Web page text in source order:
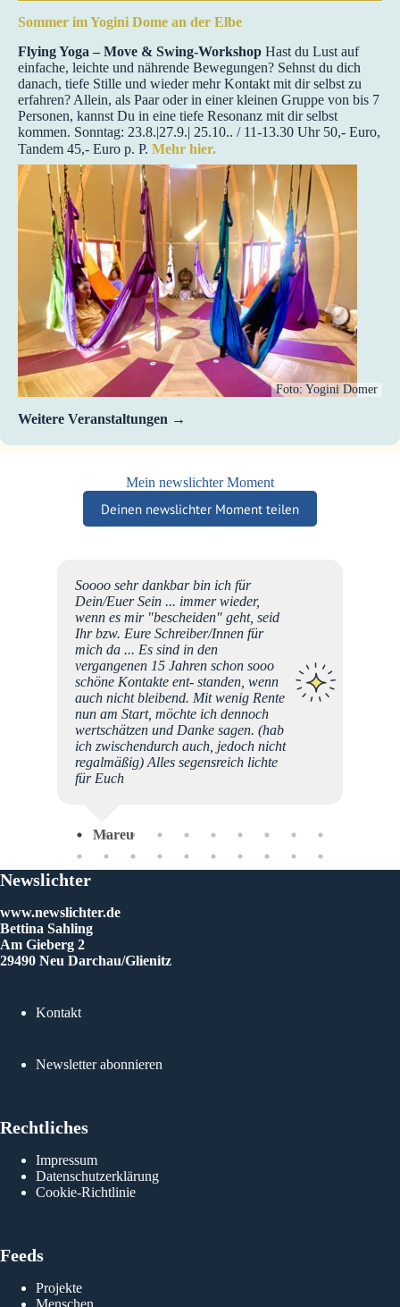
Sommer im Yogini Dome an der Elbe
Flying Yoga – Move & Swing-Workshop Hast du Lust auf
einfache, leichte und nährende Bewegungen? Sehnst du dich
danach, tiefe Stille und wieder mehr Kontakt mit dir selbst zu
erfahren? Allein, als Paar oder in einer kleinen Gruppe von bis 7
Personen, kannst Du in eine tiefe Resonanz mit dir selbst
kommen. Sonntag: 23.8.|27.9.| 25.10.. / 11-13.30 Uhr 50,- Euro,
Tandem 45,- Euro p. P. Mehr hier.
Foto: Yogini Domer
Weitere Veranstaltungen
Mein newslichter Moment
Deinen newslichter Moment teilen
Soooo sehr dankbar bin ich für
Dein/Euer Sein ... immer wieder,
wenn es mir "bescheiden" geht, seid
Ihr bzw. Eure Schreiber/Innen für
mich da ... Es sind in den
vergangenen 15 Jahren schon sooo
schöne Kontakte ent- standen, wenn
auch nicht bleibend. Mit wenig Rente
nun am Start, möchte ich dennoch
wertschätzen und Danke sagen. (hab
ich zwischendurch auch, jedoch nicht
regalmäßig) Alles segensreich lichte
für Euch
Mareu
Newslichter
www.newslichter.de
Bettina Sahling
Am Gieberg 2
29490 Neu Darchau/Glienitz
Kontakt
Newsletter abonnieren
Rechtliches
Impressum
Datenschutzerklärung
Cookie-Richtlinie
Feeds
Projekte
Menschen